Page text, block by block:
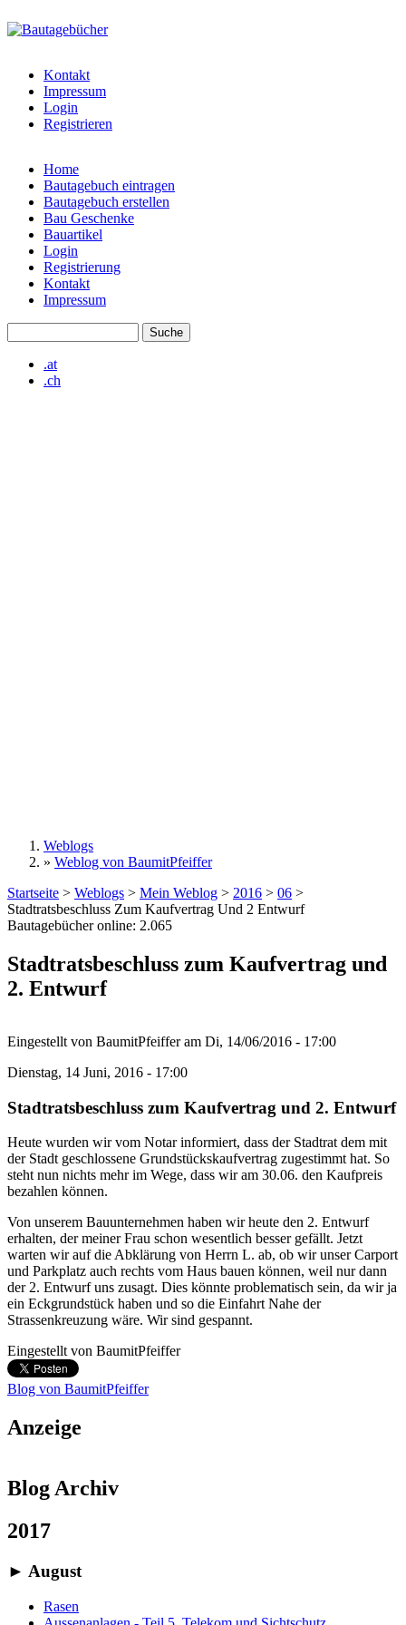
bautagebuch-
liste.de
Kontakt
Impressum
Login
Registrieren
Hauptmenü
Home
Bautagebuch eintragen
Bautagebuch erstellen
Bau Geschenke
Bauartikel
Login
Registrierung
Kontakt
Impressum
.at
.ch
Sie sind hier
Weblogs
» Weblog von BaumitPfeiffer
Startseite > Weblogs > Mein Weblog > 2016 > 06 >
Stadtratsbeschluss Zum Kaufvertrag Und 2 Entwurf
Bautagebücher online: 2.065
Stadtratsbeschluss zum Kaufvertrag und
2. Entwurf
Eingestellt von BaumitPfeifferam Di, 14/06/2016 - 17:00
Dienstag, 14 Juni, 2016 - 17:00
Stadtratsbeschluss zum Kaufvertrag und 2. Entwurf
Heute wurden wir vom Notar informiert, dass der Stadtrat dem mit
der Stadt geschlossene Grundstückskaufvertrag zugestimmt hat. So
steht nun nichts mehr im Wege, dass wir am 30.06. den Kaufpreis
bezahlen können.
Von unserem Bauunternehmen haben wir heute den 2. Entwurf
erhalten, der meiner Frau schon wesentlich besser gefällt. Jetzt
warten wir auf die Abklärung von Herrn L. ab, ob wir unser Carport
und Parkplatz auch rechts vom Haus bauen können, weil nur dann
der 2. Entwurf uns zusagt. Dies könnte problematisch sein, da wir ja
ein Eckgrundstück haben und so die Einfahrt Nahe der
Strassenkreuzung wäre. Wir sind gespannt.
Eingestellt von BaumitPfeiffer
Blog von BaumitPfeiffer
Anzeige
Blog Archiv
2017
► August
Rasen